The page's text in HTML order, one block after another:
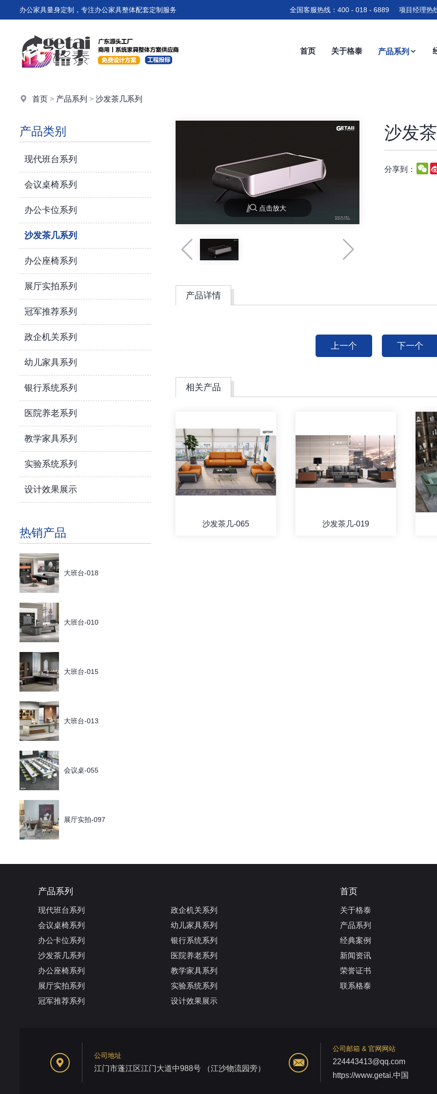
办公家具量身定制，专注办公家具整体配套定制服务
首页 关于格泰 产品系列
全国客服热线：400 - 018 - 6889 项目经理热
首页 > 产品系列 >沙发茶几系列
产品类别
现代班台系列
会议桌椅系列
办公卡位系列
沙发茶几系列
办公座椅系列
展厅实拍系列
冠军推荐系列
政企机关系列
幼儿家具系列
银行系统系列
医院养老系列
教学家具系列
实验系统系列
设计效果展示
热销产品
大班台-018
大班台-010
大班台-015
大班台-013
会议桌-055
展厅实拍-097
点击放大
沙发
分享到：
产品详情
上一个 下一个
相关产品
沙发茶几-065 沙发茶几-019
产品系列
现代班台系列
会议桌椅系列
办公卡位系列
沙发茶几系列
办公座椅系列
展厅实拍系列
冠军推荐系列
政企机关系列
幼儿家具系列
银行系统系列
医院养老系列
教学家具系列
实验系统系列
设计效果展示
首页
关于格泰
产品系列
经典案例
新闻资讯
荣誉证书
联系格泰
公司地址
江门市蓬江区江门大道中988号 （江沙物流园旁）
公司邮箱 & 官网网站
224443413@qq.com
https://www.getai.中国